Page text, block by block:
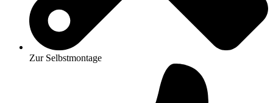
Zur Selbstmontage